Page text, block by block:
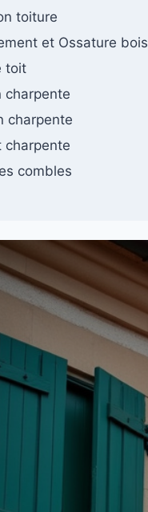
toiture
et Ossature bois
toit
charpente
charpente
charpente
combles